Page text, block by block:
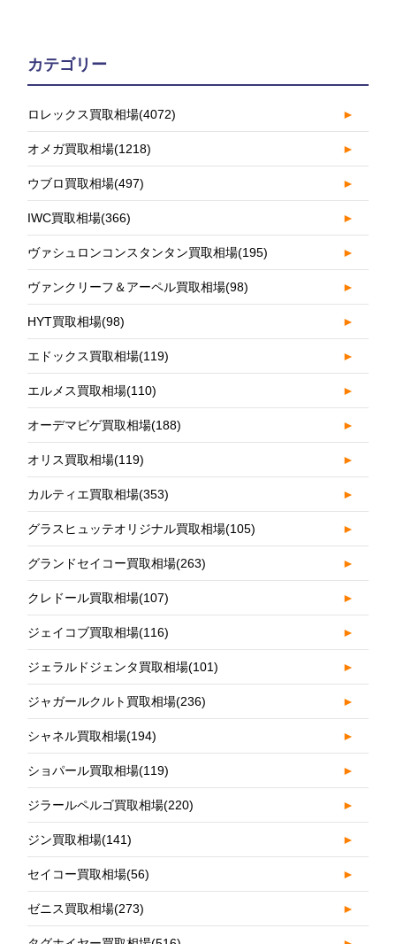
カテゴリー
ロレックス買取相場(4072) ►
オメガ買取相場(1218) ►
ウブロ買取相場(497) ►
IWC買取相場(366) ►
ヴァシュロンコンスタンタン買取相場(195) ►
ヴァンクリーフ＆アーペル買取相場(98) ►
HYT買取相場(98) ►
エドックス買取相場(119) ►
エルメス買取相場(110) ►
オーデマピゲ買取相場(188) ►
オリス買取相場(119) ►
カルティエ買取相場(353) ►
グラスヒュッテオリジナル買取相場(105) ►
グランドセイコー買取相場(263) ►
クレドール買取相場(107) ►
ジェイコブ買取相場(116) ►
ジェラルドジェンタ買取相場(101) ►
ジャガールクルト買取相場(236) ►
シャネル買取相場(194) ►
ショパール買取相場(119) ►
ジラールペルゴ買取相場(220) ►
ジン買取相場(141) ►
セイコー買取相場(56) ►
ゼニス買取相場(273) ►